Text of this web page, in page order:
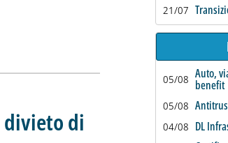
notizia: 'Fvg verso la multiutility regionale,
divieto di
che vietano di conferire incarichi di amministratore di enti
21/07
05/08 Auto,
benefit
05/08
04/08 DL